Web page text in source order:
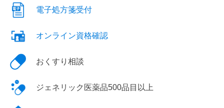
電子処方箋受付
オンライン資格確認
おくすり相談
ジェネリック医薬品500品目以上